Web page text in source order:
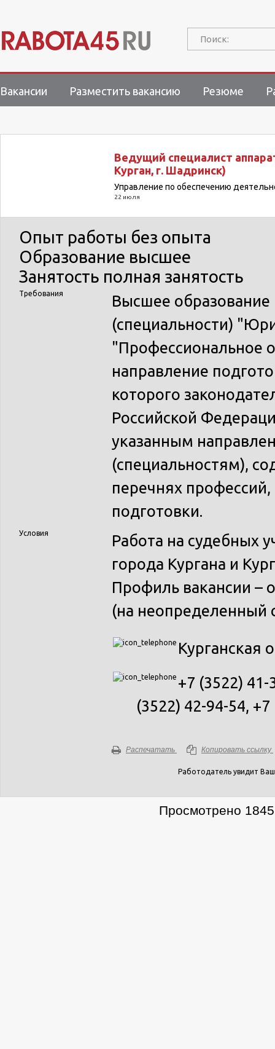
Поиск:
Вакансии Разместить вакансию Резюме
Ведущий специалист
Курган, г. Шадринск)
Управление по обеспечению
22 июля
Опыт работы без опыта
Образование высшее
Занятость полная занятость
Требования
Высшее
(специальности)
"Профессиональное
направление
которого
Российской
указанным
(специальностям),
перечнях
подготовки.
Условия
Работа на судебных
города Кургана и
Профиль вакансии –
(на неопределенный
Курганская
+7 (3522) 41-
(3522) 42-94-54,
Распечатать Копировать ссылку
Работодатель увидит
Просмотрено